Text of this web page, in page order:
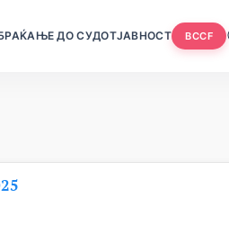
ДО СУДОТЈАВНОСТ BCCF